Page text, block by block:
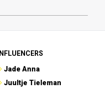
INFLUENCERS
Jade Anna
Juultje Tieleman